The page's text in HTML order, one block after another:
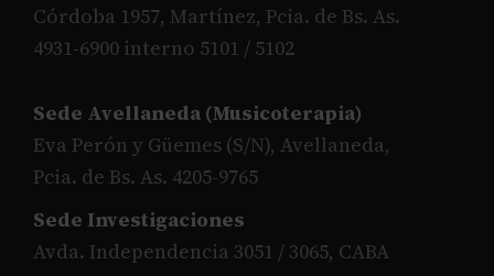
Córdoba 1957, Martínez, Pcia. de Bs. As.
4931-6900 interno 5101 / 5102
Sede Avellaneda (Musicoterapia)
Eva Perón y Güemes (S/N), Avellaneda,
Pcia. de Bs. As. 4205-9765
Sede Investigaciones
Avda. Independencia 3051 / 3065, CABA